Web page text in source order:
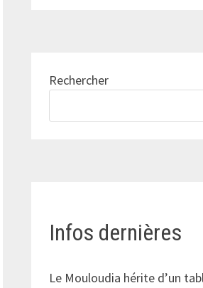
Rechercher
Infos dernières
Le Mouloudia hérite d’un